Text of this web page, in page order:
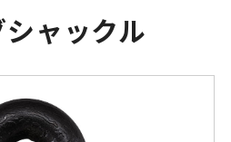
ャックル